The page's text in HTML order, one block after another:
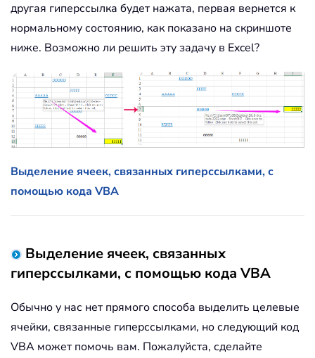
другая гиперссылка будет нажата, первая вернется к
нормальному состоянию, как показано на скриншоте
ниже. Возможно ли решить эту задачу в Excel?
Выделение ячеек, связанных гиперссылками, с
помощью кода VBA
Выделение ячеек, связанных
гиперссылками, с помощью кода VBA
Обычно у нас нет прямого способа выделить целевые
ячейки, связанные гиперссылками, но следующий код
VBA может помочь вам. Пожалуйста, сделайте